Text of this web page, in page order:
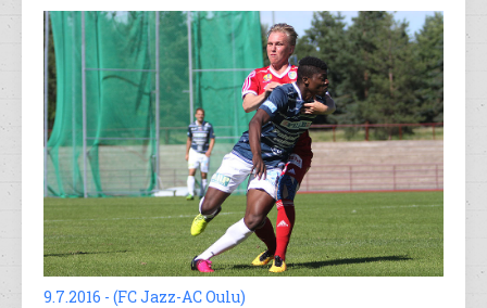
9.7.2016 - (FC Jazz-AC Oulu)